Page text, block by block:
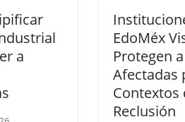
a
EdoMéx
Protegen
Afectadas
Contextos
Reclusión